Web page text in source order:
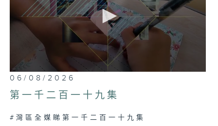
0
seconds
of
26
7
seconds
06/08/2026
第一千二百一十九集
#灣區全媒睇第一千二百一十九集